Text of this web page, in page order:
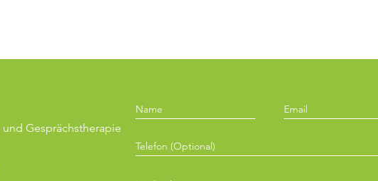
und Gesprächstherapie